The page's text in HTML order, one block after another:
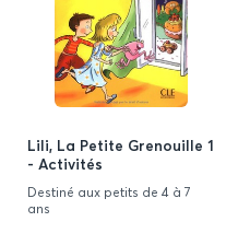
Lili, La Petite Grenouille 1
- Activités
Destiné aux petits de 4 à 7
ans